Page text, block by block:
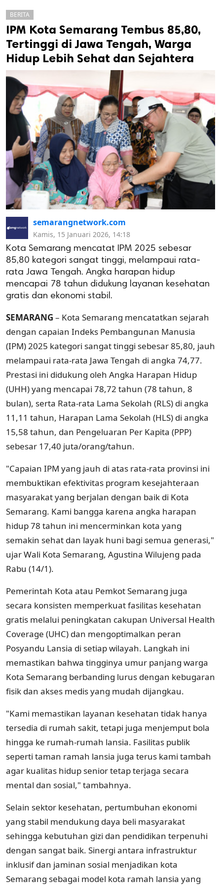
cipta.
BERITA
IPM Kota Semarang Tembus 85,80,
Tertinggi di Jawa Tengah, Warga
Hidup Lebih Sehat dan Sejahtera
semarangnetwork.com
Kamis, 15 Januari 2026, 14:18
Kota Semarang mencatat IPM 2025 sebesar
85,80 kategori sangat tinggi, melampaui rata-
rata Jawa Tengah. Angka harapan hidup
mencapai 78 tahun didukung layanan kesehatan
gratis dan ekonomi stabil.
SEMARANG – Kota Semarang mencatatkan sejarah
dengan capaian Indeks Pembangunan Manusia
(IPM) 2025 kategori sangat tinggi sebesar 85,80, jauh
melampaui rata-rata Jawa Tengah di angka 74,77.
Prestasi ini didukung oleh Angka Harapan Hidup
(UHH) yang mencapai 78,72 tahun (78 tahun, 8
bulan), serta Rata-rata Lama Sekolah (RLS) di angka
11,11 tahun, Harapan Lama Sekolah (HLS) di angka
15,58 tahun, dan Pengeluaran Per Kapita (PPP)
sebesar 17,40 juta/orang/tahun.
"Capaian IPM yang jauh di atas rata-rata provinsi ini
membuktikan efektivitas program kesejahteraan
masyarakat yang berjalan dengan baik di Kota
Semarang. Kami bangga karena angka harapan
hidup 78 tahun ini mencerminkan kota yang
semakin sehat dan layak huni bagi semua generasi,"
ujar Wali Kota Semarang, Agustina Wilujeng pada
Rabu (14/1).
Pemerintah Kota atau Pemkot Semarang juga
secara konsisten memperkuat fasilitas kesehatan
gratis melalui peningkatan cakupan Universal Health
Coverage (UHC) dan mengoptimalkan peran
Posyandu Lansia di setiap wilayah. Langkah ini
memastikan bahwa tingginya umur panjang warga
Kota Semarang berbanding lurus dengan kebugaran
fisik dan akses medis yang mudah dijangkau.
"Kami memastikan layanan kesehatan tidak hanya
tersedia di rumah sakit, tetapi juga menjemput bola
hingga ke rumah-rumah lansia. Fasilitas publik
seperti taman ramah lansia juga terus kami tambah
agar kualitas hidup senior tetap terjaga secara
mental dan sosial," tambahnya.
Selain sektor kesehatan, pertumbuhan ekonomi
yang stabil mendukung daya beli masyarakat
sehingga kebutuhan gizi dan pendidikan terpenuhi
dengan sangat baik. Sinergi antara infrastruktur
inklusif dan jaminan sosial menjadikan kota
Semarang sebagai model kota ramah lansia yang